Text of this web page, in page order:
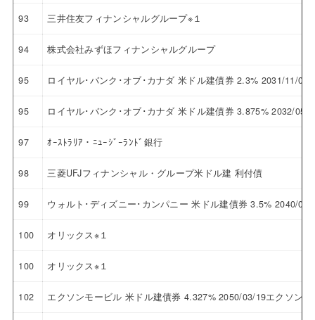
93 三井住友フィナンシャルグループ※１
94 株式会社みずほフィナンシャルグループ
95 ロイヤル･バンク･オブ･カナダ 米ドル建債券 2.3% 2031/11/03
95 ロイヤル･バンク･オブ･カナダ 米ドル建債券 3.875% 2032/05/
97 ｵｰｽﾄﾗﾘｱ・ﾆｭｰｼﾞｰﾗﾝﾄﾞ銀行
98 三菱UFJフィナンシャル・グループ米ドル建 利付債
99 ウォルト･ディズニー･カンパニー 米ドル建債券 3.5% 2040/
100 オリックス※１
100 オリックス※１
102 エクソンモービル 米ドル建債券 4.327% 2050/03/19エクソン